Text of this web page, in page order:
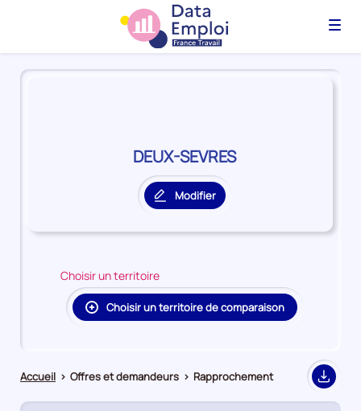
Menu
Panorama
DEUX-SEVRES
Modifier
le
principal
Choisir un territoire
Choisir un territoire de comparaison
Accueil > Offres et demandeurs > Rapprochement Export